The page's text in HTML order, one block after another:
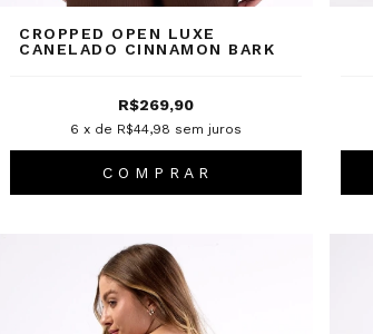
CROPPED OPEN LUXE
CANELADO CINNAMON BARK
R$269,90
6 x de R$44,98 sem juros
C O M P R A R